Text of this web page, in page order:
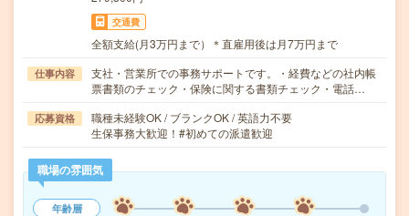
交通費
全額支給(月3万円まで）＊直雇用後は月7万円まで
仕事内容
支社・営業所での事務サポートです。・経費などの社内帳
票書類のチェック・保険に関する書類チェック・電話…
応募資格
職種未経験OK / ブランクOK / 英語力不要
生保事務大歓迎！#初めての派遣歓迎
職場の雰囲気
年齢層